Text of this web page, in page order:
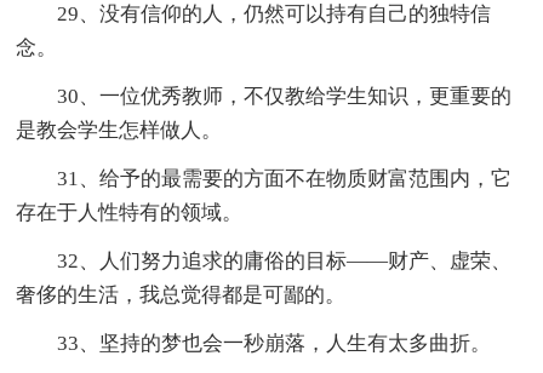
29、没有信仰的人，仍然可以持有自己的独特信
念。
30、一位优秀教师，不仅教给学生知识，更重要的
是教会学生怎样做人。
31、给予的最需要的方面不在物质财富范围内，它
存在于人性特有的领域。
32、人们努力追求的庸俗的目标——财产、虚荣、
奢侈的生活，我总觉得都是可鄙的。
33、坚持的梦也会一秒崩落，人生有太多曲折。